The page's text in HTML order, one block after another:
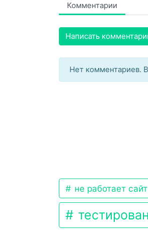
Комментарии
Написать
Нет комментариев.
не работает сайт